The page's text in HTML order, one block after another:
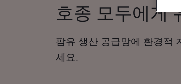
호종 모두에게
팜유 생산 공급망에 환경적
세요.